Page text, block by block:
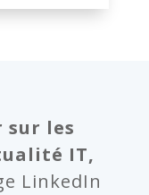
sur les
IT,
LinkedIn